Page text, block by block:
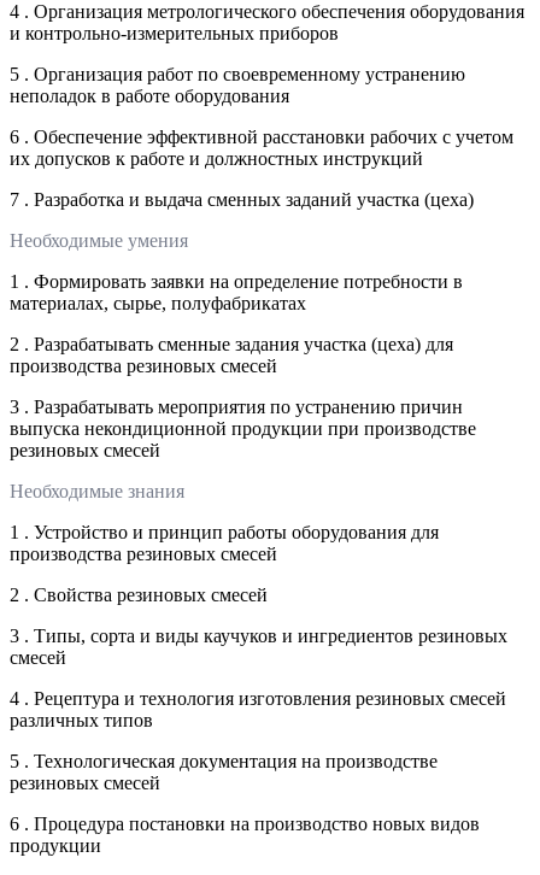
4 . Организация метрологического обеспечения оборудования
и контрольно-измерительных приборов
5 . Организация работ по своевременному устранению
неполадок в работе оборудования
6 . Обеспечение эффективной расстановки рабочих с учетом
их допусков к работе и должностных инструкций
7 . Разработка и выдача сменных заданий участка (цеха)
Необходимые умения
1 . Формировать заявки на определение потребности в
материалах, сырье, полуфабрикатах
2 . Разрабатывать сменные задания участка (цеха) для
производства резиновых смесей
3 . Разрабатывать мероприятия по устранению причин
выпуска некондиционной продукции при производстве
резиновых смесей
Необходимые знания
1 . Устройство и принцип работы оборудования для
производства резиновых смесей
2 . Свойства резиновых смесей
3 . Типы, сорта и виды каучуков и ингредиентов резиновых
смесей
4 . Рецептура и технология изготовления резиновых смесей
различных типов
5 . Технологическая документация на производстве
резиновых смесей
6 . Процедура постановки на производство новых видов
продукции